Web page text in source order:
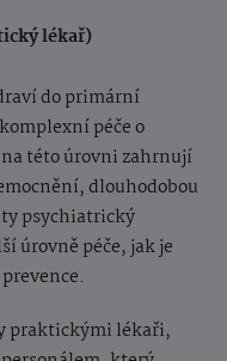
lékař)
do primární
péče o
této úrovni zahrnují
dlouhodobou
psychiatrický
úrovně péče, jak je
praktickými lékaři,